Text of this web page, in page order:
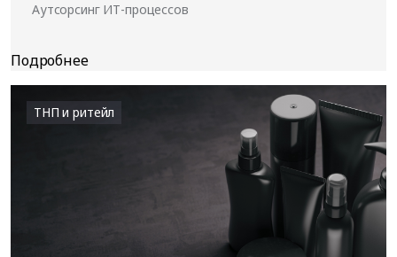
Аутсорсинг ИТ-процессов
ТНП и ритейл